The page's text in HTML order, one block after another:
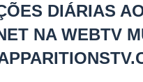
DIÁRIAS
NA WEBTV